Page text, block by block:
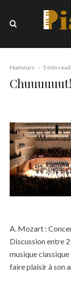
Humeurs · 5 min read
A. Mozart :
Discussion entre
musique classique
faire plaisir à son